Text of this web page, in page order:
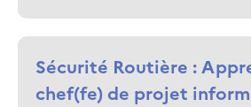
Sécurité Routière :
chef(fe) de projet